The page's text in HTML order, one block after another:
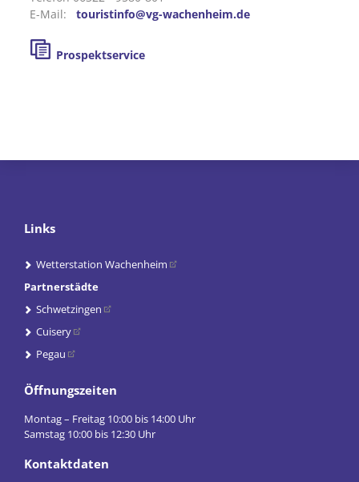
E-Mail:
touristinfo@vg-wachenheim.de
Prospektservice
Links
Wetterstation Wachenheim
Partnerstädte
Schwetzingen
Cuisery
Pegau
Öffnungszeiten
Montag – Freitag 10:00 bis 14:00 Uhr
Samstag 10:00 bis 12:30 Uhr
Kontaktdaten